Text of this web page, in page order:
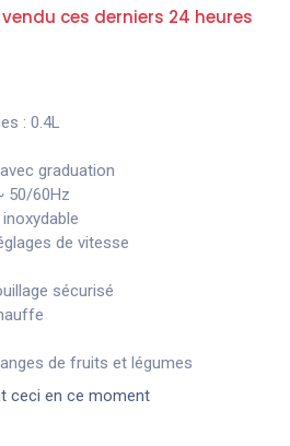
ces derniers 24 heures
: 0.4L
graduation
50/60Hz
de vitesse
sécurisé
de fruits et légumes
ceci en ce moment